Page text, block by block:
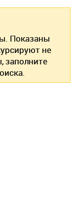
Показаны
не
заполните